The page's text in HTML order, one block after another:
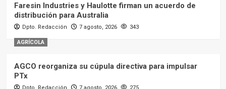
Faresin Industries y Haulotte firman un acuerdo de
distribución para Australia
Dpto. Redacción 7 agosto, 2026 343
AGRÍCOLA
AGCO reorganiza su cúpula directiva para impulsar
PTx
Dpto. Redacción 7 agosto, 2026 275